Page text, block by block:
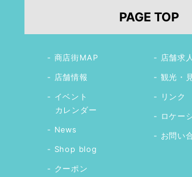
PAGE TOP
商店街MAP
店舗情報
イベント
カレンダー
News
Shop blog
クーポン
店舗求
観光・
リンク
ロケー
お問い